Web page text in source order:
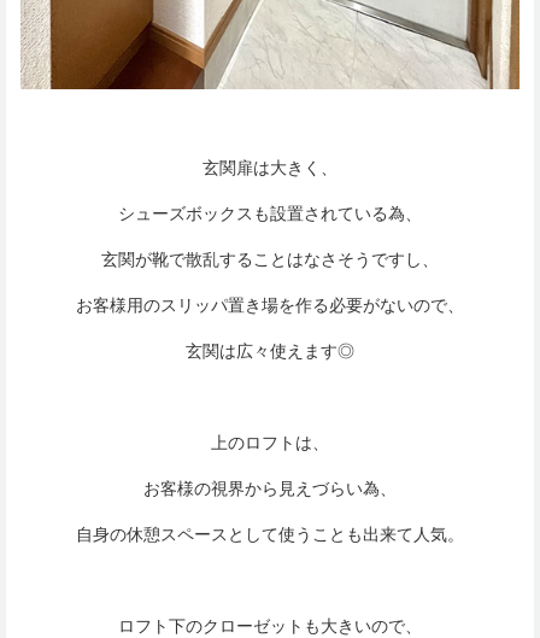
玄関扉は大きく、
シューズボックスも設置されている為、
玄関が靴で散乱することはなさそうですし、
お客様用のスリッパ置き場を作る必要がないので、
玄関は広々使えます◎
上のロフトは、
お客様の視界から見えづらい為、
自身の休憩スペースとして使うことも出来て人気。
ロフト下のクローゼットも大きいので、